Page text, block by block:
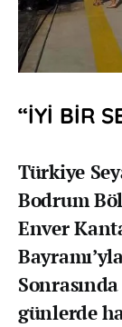
“İYİ BİR
Türkiye
Bodrum
Enver
günlerde